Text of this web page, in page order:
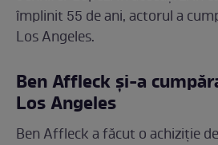
împlinit 55 de ani, actorul a
Los Angeles.
Ben Affleck și-a
Los Angeles
Ben Affleck a făcut o achiziție